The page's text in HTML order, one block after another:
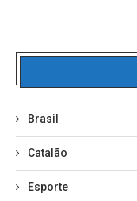
Brasil
Catalão
Esporte